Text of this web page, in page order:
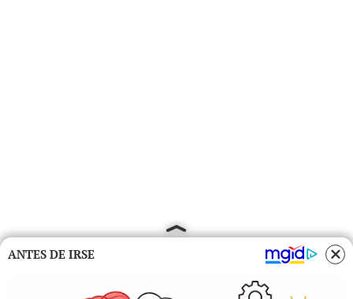
ANTES DE IRSE